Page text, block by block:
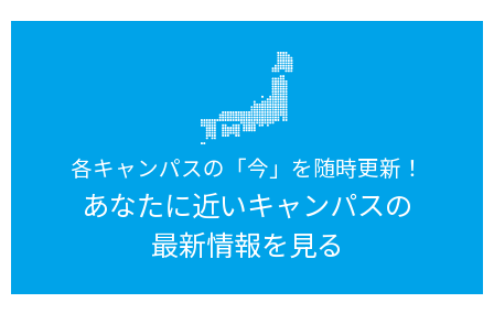
各キャンパスの「今」を随時更新！
あなたに近いキャンパスの
最新情報を見る